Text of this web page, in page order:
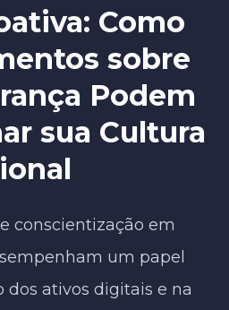
Como
sobre
Podem
sua Cultura
conscientização em
um papel
dos ativos digitais e na